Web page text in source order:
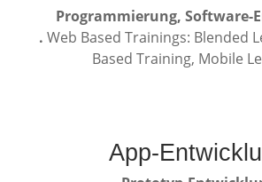
Programmierung, Software-
. Web Based Trainings: Blended
Based Training, Mobile
App-